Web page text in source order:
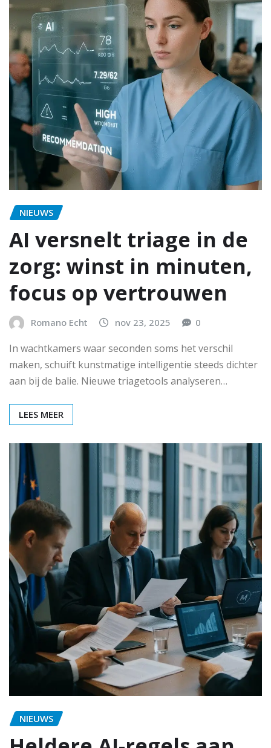
NIEUWS
AI versnelt triage in de
zorg: winst in minuten,
focus op vertrouwen
Romano Echt nov 23, 2025 0
In wachtkamers waar seconden soms het verschil
maken, schuift kunstmatige intelligentie steeds dichter
aan bij de balie. Nieuwe triagetools analyseren…
LEES MEER
NIEUWS